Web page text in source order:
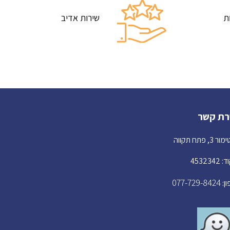
שירות אדיב
קשר
פתח תקווה
077-729-8424